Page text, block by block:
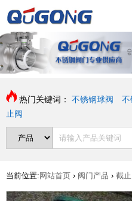
热门关键词： 不锈钢球阀 不
止阀
当前位置: 网站首页 › 阀门产品 › 截